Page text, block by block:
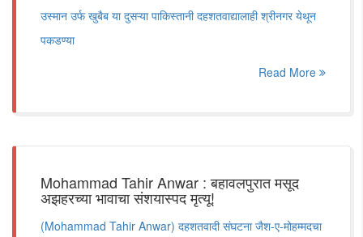
उस्मान उर्फ खुबैब या दुसऱ्या पाकिस्तानी दहशतवाद्यालाही श्रीनगर येथून
पकडण्या
Read More
Mohammad Tahir Anwar : बहावलपुरात मसूद
अझहरच्या भावाचा संशयास्पद मृत्यू!
(Mohammad Tahir Anwar) दहशतवादी संघटना जैश-ए-मोहम्मदचा